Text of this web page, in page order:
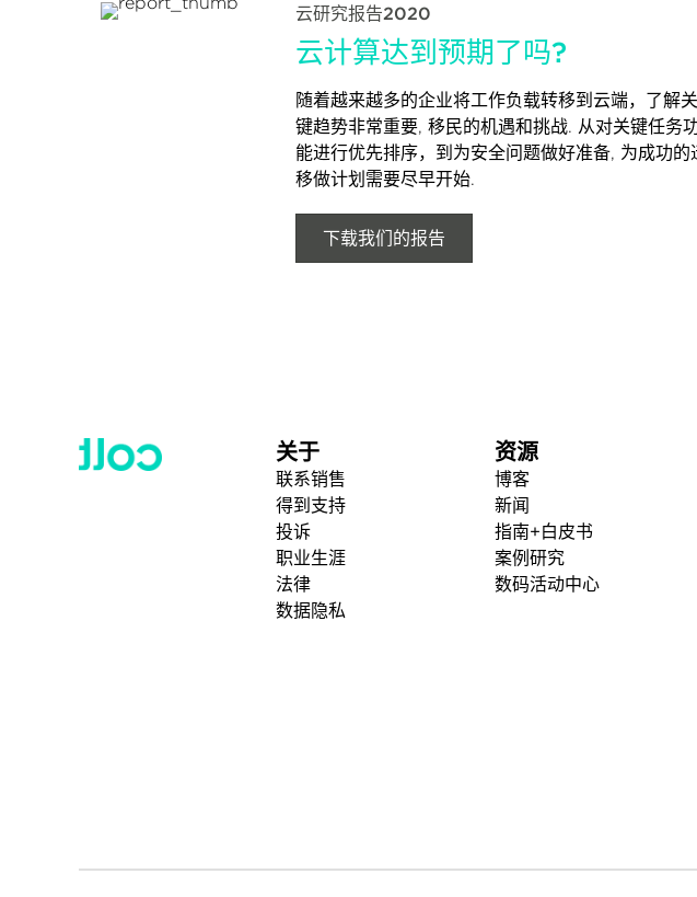
云研究报告2020
云计算达到预期了吗?
随着越来越多的企业将工作负载转移到云端，了解关
键趋势非常重要, 移民的机遇和挑战. 从对关键任务
能进行优先排序，到为安全问题做好准备, 为成功的
移做计划需要尽早开始.
下载我们的报告
关于
联系销售
得到支持
投诉
职业生涯
法律
数据隐私
资源
博客
新闻
指南+白皮书
案例研究
数码活动中心